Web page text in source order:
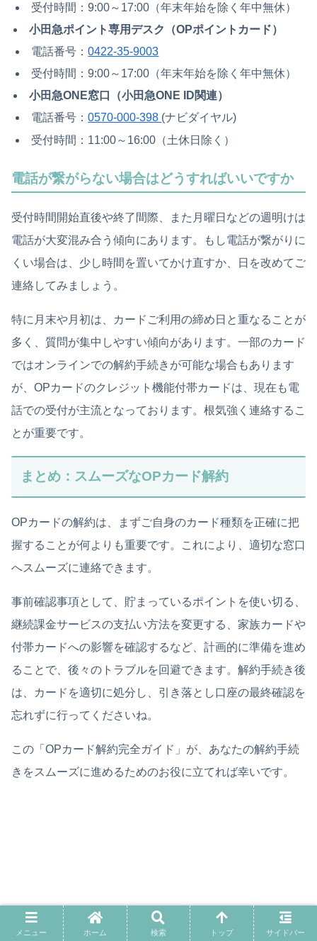
受付時間：9:00～17:00（年末年始を除く年中無休）
小田急ポイント専用デスク（OPポイントカード）
電話番号：0422-35-9003
受付時間：9:00～17:00（年末年始を除く年中無休）
小田急ONE窓口（小田急ONE ID関連）
電話番号：0570-000-398 (ナビダイヤル)
受付時間：11:00～16:00（土休日除く）
電話が繋がらない場合はどうすればいいですか
受付時間開始直後や終了間際、また月曜日などの週明けは
電話が大変混み合う傾向にあります。もし電話が繋がりに
くい場合は、少し時間を置いてかけ直すか、日を改めてご
連絡してみましょう。
特に月末や月初は、カードご利用の締め日と重なることが
多く、質問が集中しやすい傾向があります。一部のカード
ではオンラインでの解約手続きが可能な場合もあります
が、OPカードのクレジット機能付帯カードは、現在も電
話での受付が主流となっております。根気強く連絡するこ
とが重要です。
まとめ：スムーズなOPカード解約
OPカードの解約は、まずご自身のカード種類を正確に把
握することが何よりも重要です。これにより、適切な窓口
へスムーズに連絡できます。
事前確認事項として、貯まっているポイントを使い切る、
継続課金サービスの支払い方法を変更する、家族カードや
付帯カードへの影響を確認するなど、計画的に準備を進め
ることで、後々のトラブルを回避できます。解約手続き後
は、カードを適切に処分し、引き落とし口座の最終確認を
忘れずに行ってくださいね。
この「OPカード解約完全ガイド」が、あなたの解約手続
きをスムーズに進めるためのお役に立てれば幸いです。
メニュー ホーム 検索 トップ サイドバー